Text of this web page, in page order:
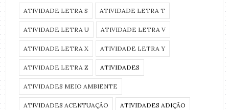
ATIVIDADE LETRA S ATIVIDADE LETRA T
ATIVIDADE LETRA U ATIVIDADE LETRA V
ATIVIDADE LETRA X ATIVIDADE LETRA Y
ATIVIDADE LETRA Z ATIVIDADES
ATIVIDADES MEIO AMBIENTE
ATIVIDADES ACENTUAÇÃO ATIVIDADES ADIÇÃO